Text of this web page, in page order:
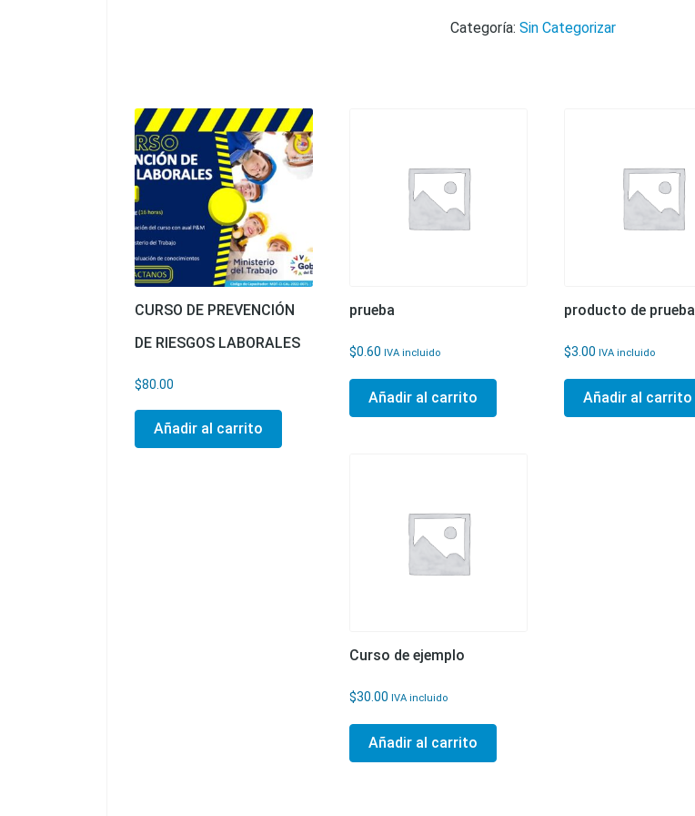
Categoría:Sin Categorizar
CURSO DE PREVENCIÓN
DE RIESGOS LABORALES
$80.00
Añadir al carrito
prueba
$0.60 IVA incluido
Añadir al carrito
producto de prueba
$3.00 IVA incluido
Añadir al carrito
Curso de ejemplo
$30.00 IVA incluido
Añadir al carrito